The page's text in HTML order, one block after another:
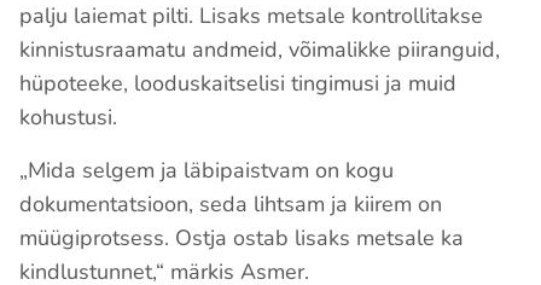
palju laiemat pilti. Lisaks metsale kontrollitakse
kinnistusraamatu andmeid, võimalikke piiranguid,
hüpoteeke, looduskaitselisi tingimusi ja muid
kohustusi.
„Mida selgem ja läbipaistvam on kogu
dokumentatsioon, seda lihtsam ja kiirem on
müügiprotsess. Ostja ostab lisaks metsale ka
kindlustunnet,“ märkis Asmer.